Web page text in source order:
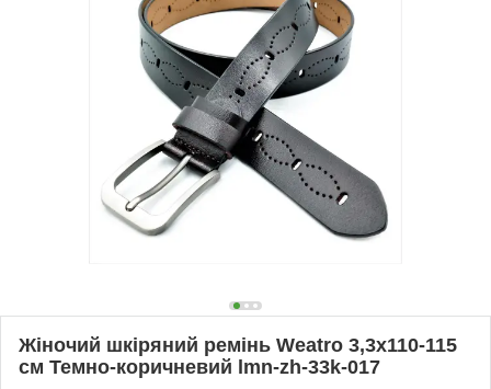
Жіночий шкіряний ремінь Weatro 3,3х110-115
см Темно-коричневий lmn-zh-33k-017